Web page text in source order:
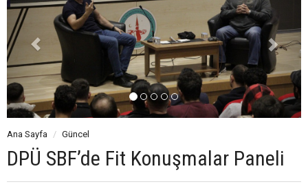
Ana Sayfa Güncel
DPÜ SBF’de Fit Konuşmalar Paneli